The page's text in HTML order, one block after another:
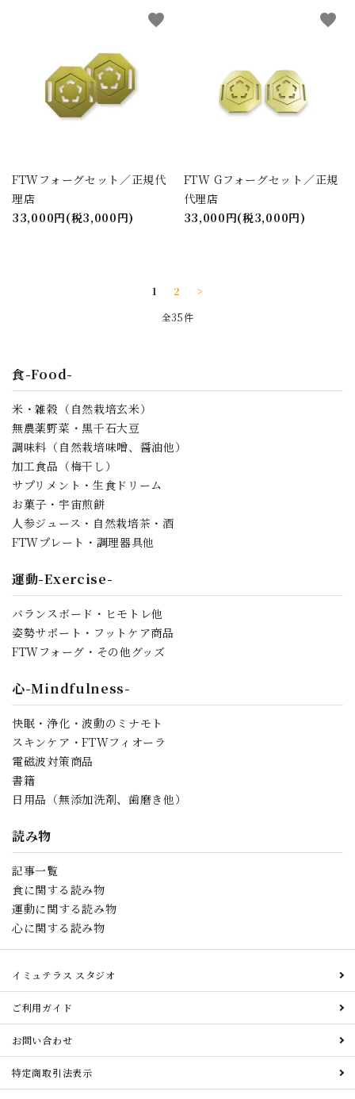
FTWフォーグセット／正規代
理店
33,000円(税3,000円)
favorite
FTW Gフォーグセット／正規
代理店
33,000円(税3,000円)
favorite
1 2
>
全35件
食-Food-
米・雑穀（自然栽培玄米）
無農薬野菜・黒千石大豆
調味料（自然栽培味噌、醤油他）
加工食品（梅干し）
サプリメント・生食ドリーム
お菓子・宇宙煎餅
人参ジュース・自然栽培茶・酒
FTWプレート・調理器具他
運動-Exercise-
バランスボード・ヒモトレ他
姿勢サポート・フットケア商品
FTWフォーグ・その他グッズ
心-Mindfulness-
快眠・浄化・波動のミナモト
スキンケア・FTWフィオーラ
電磁波対策商品
書籍
日用品（無添加洗剤、歯磨き他）
読み物
記事一覧
食に関する読み物
運動に関する読み物
心に関する読み物
イミュテラス スタジオ
ご利用ガイド
お問い合わせ
特定商取引法表示